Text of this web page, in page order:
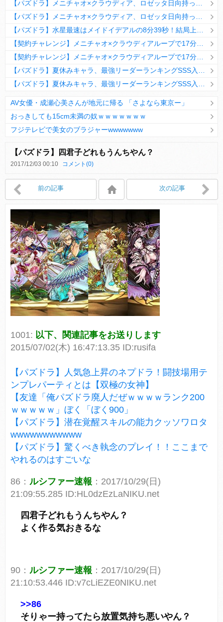
Powered by livedoor 相互RSS
AV女優・成瀬心美さんが地元に帰る 「さよなら東京ー」
おっきしても15cm未満の奴ｗｗｗｗｗｗｗ
フジテレビで美女のブラジャーwwwwwww
Powered by livedoor 相互RSS
【パズドラ】四君子どれもうんちやん？
2017/12/03 00:10 コメント(0)
前の記事 次の記事
1001: 以下、関連記事をお送りします
2015/07/02(木) 16:47:13.35 ID:rusifa
【パズドラ】人気急上昇のネプドラ！闘技場用テ
ンプレパーティとは【双極の女神】
【友達「俺パズドラ廃人だぜｗｗｗｗランク200
ｗｗｗｗｗ」ぼく「ぼく900」
【パズドラ】潜在覚醒スキルの能力クッソワロタ
wwwwwwwwwww
【パズドラ】驚くべき執念のプレイ！！ここまで
やれるのはすごいな
86： ルシファー速報 ：2017/10/29(日)
21:09:55.285 ID:HL0dzEzLaNIKU.net
四君子どれもうんちやん？
よく作る気おきるな
90： ルシファー速報 ：2017/10/29(日)
21:10:53.446 ID:v7cLiEZE0NIKU.net
>>86
そりゃー持ってたら放置気持ち悪いやん？